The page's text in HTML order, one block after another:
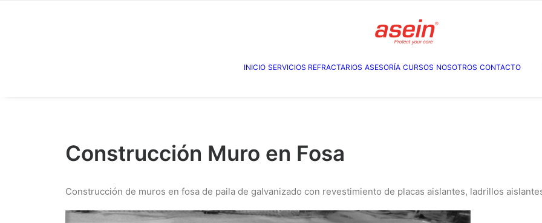
INICIO SERVICIOS REFRACTARIOS ASESORÍA CURSOS NOSOTROS CONTACTO
Construcción Muro en Fosa
Construcción de muros en fosa de paila de galvanizado con revestimiento de placas aislantes, ladrillos